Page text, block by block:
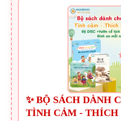
✨ BỘ SÁCH DÀNH
TÌNH CẢM - THÍCH